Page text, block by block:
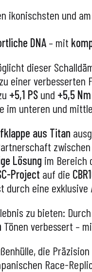
ikonischsten und
DNA– mit
dieser
einer verbesserten
+5,1 PSund +5,5 Nm
im unteren und
aus Titan
zwischen
Lösung im Bereich
Project auf die
eine exklusive
zu bieten:
Tönen verbessert –
die
Race-